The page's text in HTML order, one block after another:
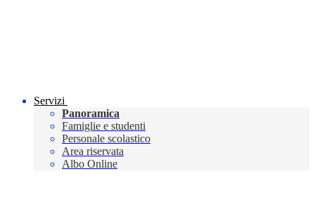
Servizi
Panoramica
Famiglie e studenti
Personale scolastico
Area riservata
Albo Online